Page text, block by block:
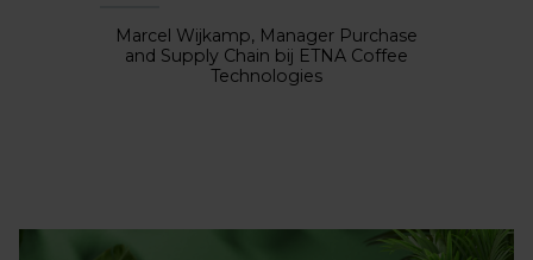
Marcel Wijkamp, Manager Purchase
and Supply Chain bij ETNA Coffee
Technologies